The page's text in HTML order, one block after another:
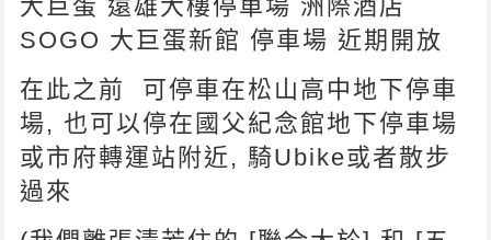
大巨蛋 遠雄大樓停車場 洲際酒店
SOGO 大巨蛋新館 停車場 近期開放
在此之前 可停車在松山高中地下停車
場, 也可以停在國父紀念館地下停車場
或市府轉運站附近, 騎Ubike或者散步
過來